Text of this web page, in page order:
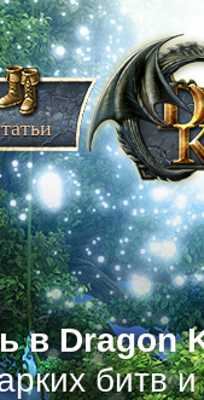
в Dragon
битв